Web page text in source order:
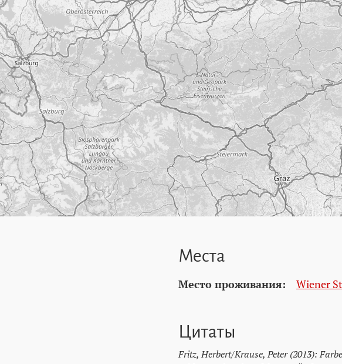
Места
Место проживания: Wiener
Цитаты
Fritz, Herbert/Krause, Peter (2013):